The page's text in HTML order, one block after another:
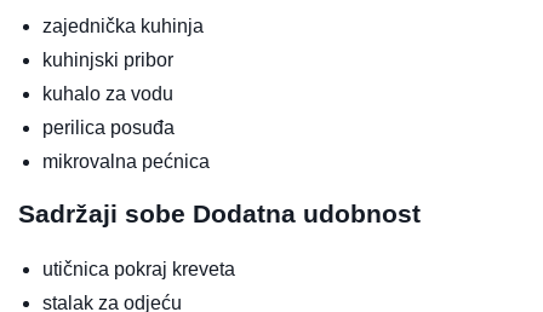
zajednička kuhinja
kuhinjski pribor
kuhalo za vodu
perilica posuđa
mikrovalna pećnica
Sadržaji sobe Dodatna udobnost
utičnica pokraj kreveta
stalak za odjeću